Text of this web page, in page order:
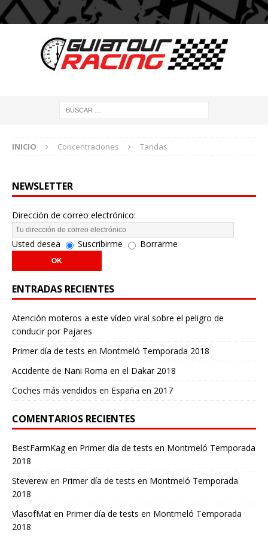
INICIO Concentraciones Tandas
NEWSLETTER
Dirección de correo electrónico:
Usted desea Suscribirme Borrarme
ENTRADAS RECIENTES
Atención moteros a este vídeo viral sobre el peligro de
conducir por Pajares
Primer día de tests en Montmeló Temporada 2018
Accidente de Nani Roma en el Dakar 2018
Coches más vendidos en España en 2017
COMENTARIOS RECIENTES
BestFarmKagen Primer día de tests en Montmeló Temporada
2018
Steverew en Primer día de tests en Montmeló Temporada
2018
VlasofMat en Primer día de tests en Montmeló Temporada
2018